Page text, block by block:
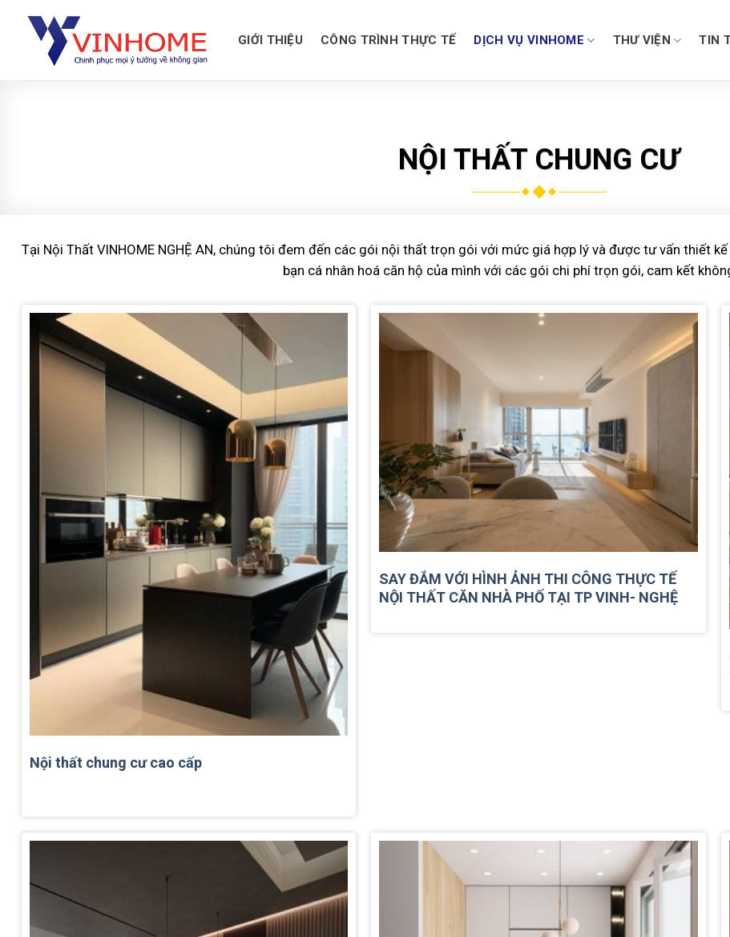
GIỚI THIỆU CÔNG TRÌNH THỰC TẾ DỊCH VỤ VINHOME THƯ VIỆN TIN
NỘI THẤT CHUNG CƯ
Tại Nội Thất VINHOME NGHỆ AN, chúng tôi đem đến các gói nội thất trọn gói với mức giá hợp lý và được tư vấn thiết
bạn cá nhân hoá căn hộ của mình với các gói chi phí trọn gói, cam kết
Nội thất chung cư cao cấp
SAY ĐẮM VỚI HÌNH ẢNH THI CÔNG THỰC TẾ
NỘI THẤT CĂN NHÀ PHỐ TẠI TP VINH- NGHỆ